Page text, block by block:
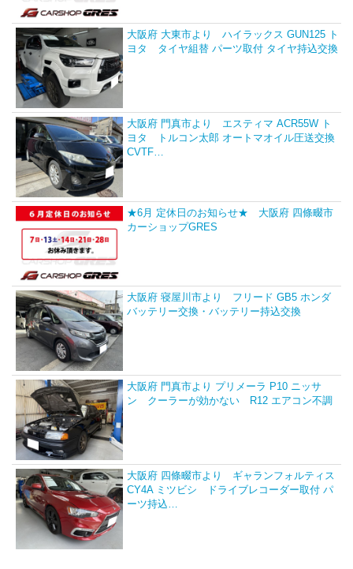
大阪府 大東市より ハイラックス GUN125 ト
ヨタ タイヤ組替 パーツ取付 タイヤ持込交換
大阪府 門真市より エスティマ ACR55W ト
ヨタ トルコン太郎 オートマオイル圧送交換
CVTF…
★6月 定休日のお知らせ★ 大阪府 四條畷市
カーショップGRES
大阪府 寝屋川市より フリード GB5 ホンダ
バッテリー交換・バッテリー持込交換
大阪府 門真市より プリメーラ P10 ニッサ
ン クーラーが効かない R12 エアコン不調
大阪府 四條畷市より ギャランフォルティス
CY4A ミツビシ ドライブレコーダー取付 パ
ーツ持込…